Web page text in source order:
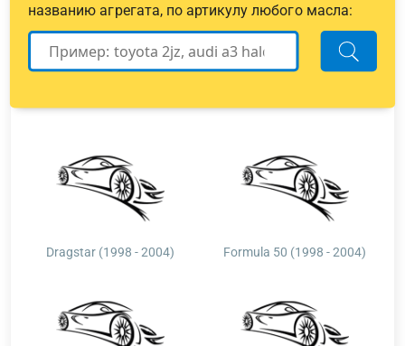
названию агрегата, по артикулу любого масла:
Dragstar (1998 - 2004) Formula 50 (1998 - 2004)